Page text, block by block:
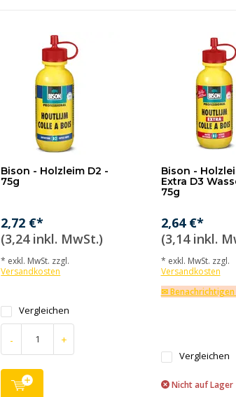
Bison - Holzleim D2 -
75g
2,72 €*
(3,24 inkl. MwSt.)
* exkl. MwSt. zzgl.
Versandkosten
Vergleichen
- +
Bison -
Extra D3
75g
2,64 €*
(3,14 inkl.
* exkl. MwSt. zzgl.
Versandkosten
✉ Benachrichtigen
Vergleichen
Nicht auf Lager